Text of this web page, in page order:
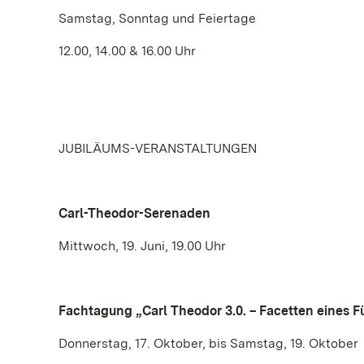
Samstag, Sonntag und Feiertage
12.00, 14.00 & 16.00 Uhr
JUBILÄUMS-VERANSTALTUNGEN
Carl-Theodor-Serenaden
Mittwoch, 19. Juni, 19.00 Uhr
Fachtagung „Carl Theodor 3.0. – Facetten eines
Donnerstag, 17. Oktober, bis Samstag, 19. Oktober